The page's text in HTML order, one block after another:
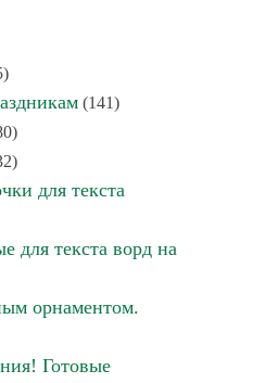
(141)
для текста
для текста ворд на
орнаментом.
Готовые